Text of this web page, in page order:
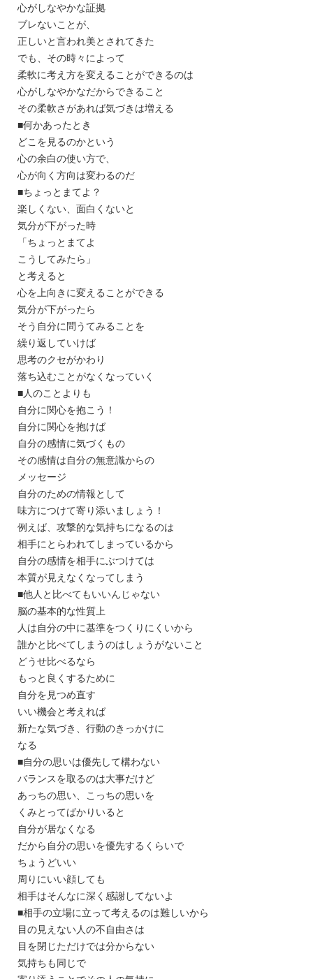
心がしなやかな証拠
ブレないことが、
正しいと言われ美とされてきた
でも、その時々によって
柔軟に考え方を変えることができるのは
心がしなやかなだからできること
その柔軟さがあれば気づきは増える
■何かあったとき
どこを見るのかという
心の余白の使い方で、
心が向く方向は変わるのだ
■ちょっとまてよ？
楽しくない、面白くないと
気分が下がった時
「ちょっとまてよ
こうしてみたら」
と考えると
心を上向きに変えることができる
気分が下がったら
そう自分に問うてみることを
繰り返していけば
思考のクセがかわり
落ち込むことがなくなっていく
■人のことよりも
自分に関心を抱こう！
自分に関心を抱けば
自分の感情に気づくもの
その感情は自分の無意識からの
メッセージ
自分のための情報として
味方につけて寄り添いましょう！
例えば、攻撃的な気持ちになるのは
相手にとらわれてしまっているから
自分の感情を相手にぶつけては
本質が見えなくなってしまう
■他人と比べてもいいんじゃない
脳の基本的な性質上
人は自分の中に基準をつくりにくいから
誰かと比べてしまうのはしょうがないこと
どうせ比べるなら
もっと良くするために
自分を見つめ直す
いい機会と考えれば
新たな気づき、行動のきっかけに
なる
■自分の思いは優先して構わない
バランスを取るのは大事だけど
あっちの思い、こっちの思いを
くみとってばかりいると
自分が居なくなる
だから自分の思いを優先するくらいで
ちょうどいい
周りにいい顔しても
相手はそんなに深く感謝してないよ
■相手の立場に立って考えるのは難しいから
目の見えない人の不自由さは
目を閉じただけでは分からない
気持ちも同じで